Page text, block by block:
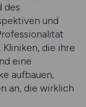
des
und
die ihre
eine
aufbauen,
an, die wirklich